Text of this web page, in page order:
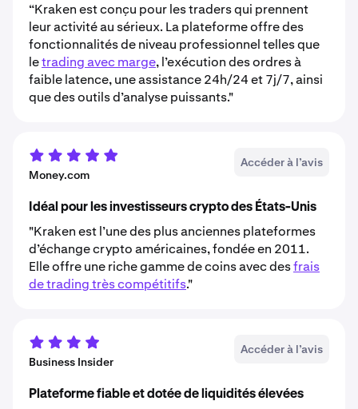
“Kraken est conçu pour les traders qui prennent
leur activité au sérieux. La plateforme offre des
fonctionnalités de niveau professionnel telles que
letrading avec marge, l’exécution des ordres à
faible latence, une assistance 24h/24 et 7j/7, ainsi
que des outils d’analyse puissants."
Money.com
Accéder à l’avis
Idéal pour les investisseurs crypto des États-Unis
"Kraken est l’une des plus anciennes plateformes
d’échange crypto américaines, fondée en 2011.
Elle offre une riche gamme de coins avec desfrais
de trading très compétitifs."
Business Insider
Accéder à l’avis
Plateforme fiable et dotée de liquidités élevées